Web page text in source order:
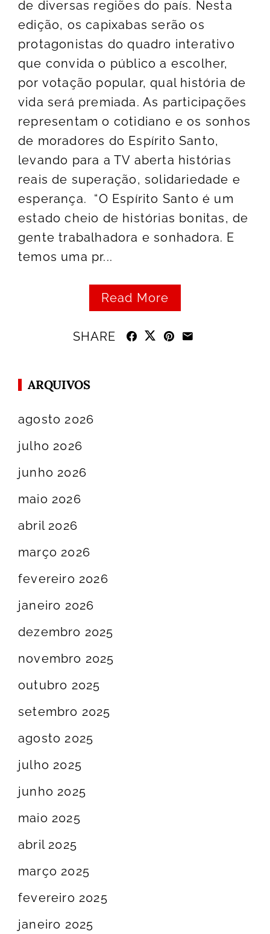
de diversas regiões do país. Nesta
edição, os capixabas serão os
protagonistas do quadro interativo
que convida o público a escolher,
por votação popular, qual história de
vida será premiada. As participações
representam o cotidiano e os sonhos
de moradores do Espírito Santo,
levando para a TV aberta histórias
reais de superação, solidariedade e
esperança. “O Espírito Santo é um
estado cheio de histórias bonitas, de
gente trabalhadora e sonhadora. E
temos uma pr...
Read More
SHARE
ARQUIVOS
agosto 2026
julho 2026
junho 2026
maio 2026
abril 2026
março 2026
fevereiro 2026
janeiro 2026
dezembro 2025
novembro 2025
outubro 2025
setembro 2025
agosto 2025
julho 2025
junho 2025
maio 2025
abril 2025
março 2025
fevereiro 2025
janeiro 2025